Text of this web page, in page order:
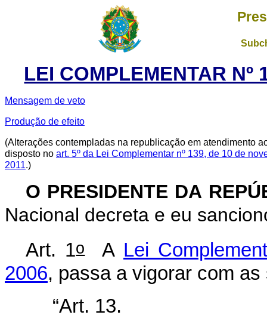
LEI COMPLEMENTAR Nº
Mensagem de veto
Produção de efeito
(Alterações contempladas na republicação em atendimento
disposto no art. 5º da Lei Complementar nº 139, de 10 de
2011.)
O PRESIDENTE DA
Nacional decreta e eu
Art. 1oA Lei
2006, passa a vigorar com
“Art. 13.